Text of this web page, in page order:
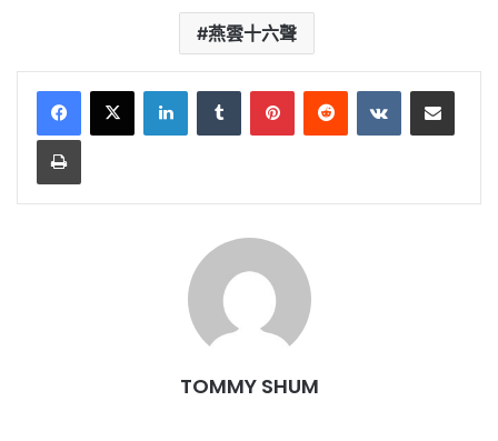
燕雲十六聲
LinkedInTumblr PinterestReddit VKontakteShare via Email
Print
TOMMY SHUM